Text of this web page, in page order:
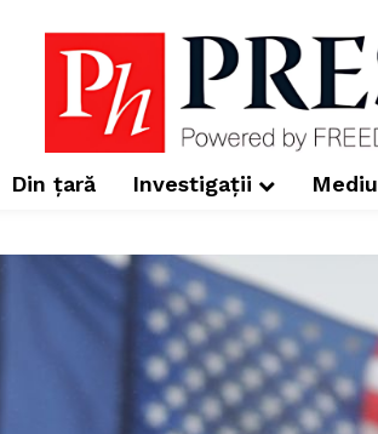
Din țară Investigații Mediu